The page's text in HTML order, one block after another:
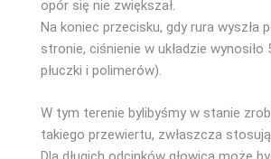
opór się nie zwiększał.
Na koniec przecisku, gdy rura wyszła
stronie, ciśnienie w układzie wynosiło
płuczki i polimerów).
W tym terenie bylibyśmy w stanie
takiego przewiertu, zwłaszcza